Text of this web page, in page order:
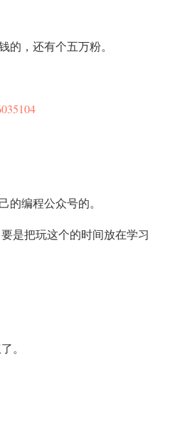
的，还有个五万粉。
的编程公众号的。
是把玩这个的时间放在学习
。